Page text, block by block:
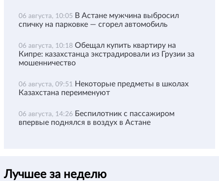
06 августа, 10:05 В Астане мужчина выбросил
спичку на парковке — сгорел автомобиль
06 августа, 10:18 Обещал купить квартиру на
Кипре: казахстанца экстрадировали из Грузии за
мошенничество
06 августа, 09:51
Некоторые предметы в школах
Казахстана переименуют
06 августа, 14:26 Беспилотник с пассажиром
впервые поднялся в воздух в Астане
Лучшее за неделю